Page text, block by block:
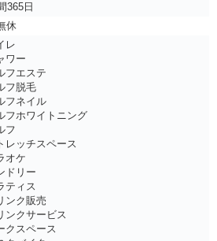
365日
休
レ
ワー
フエステ
フ脱毛
フネイル
フホワイトニング
フ
レッチスペース
オケ
ドリー
ティス
ンク販売
ンクサービス
クスペース